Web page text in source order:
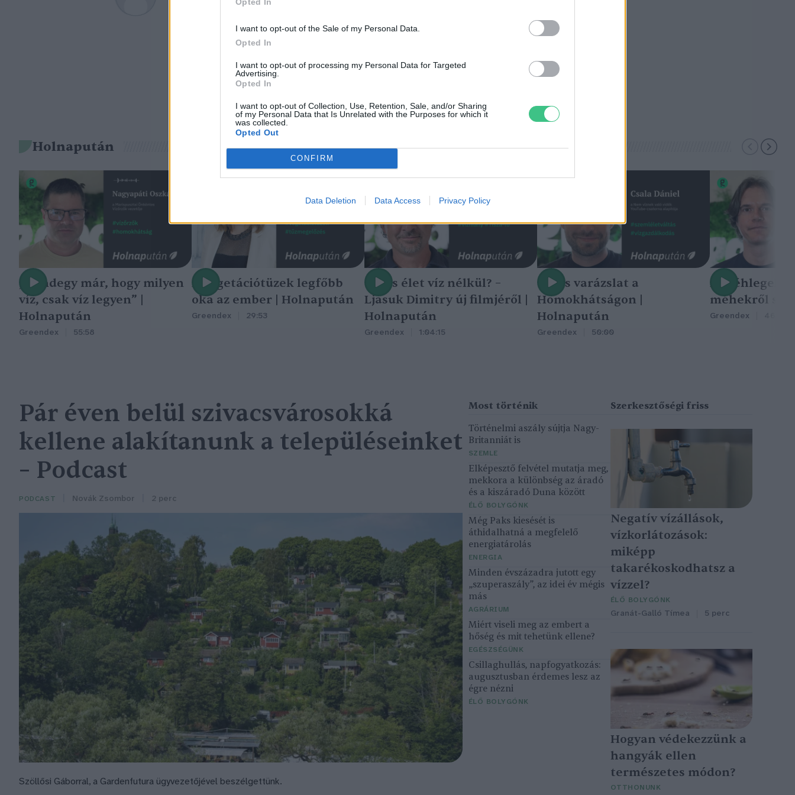
I want to opt-out of the Sale of my Personal Data.
Opted In
I want to opt-out of processing my Personal Data for Targeted
Advertising.
Opted In
I want to opt-out of Collection, Use, Retention, Sale, and/or Sharing
of my Personal Data that Is Unrelated with the Purposes for which it
was collected.
Opted Out
CONFIRM
Data Deletion Data Access Privacy Policy
A szerző további cikkei
Holnapután
„Mindegy már, hogy milyen
víz, csak víz legyen” |
Holnapután
Greendex 55:58
A vegetációtüzek legfőbb
oka az ember | Holnapután
Greendex 29:53
Nincs élet víz nélkül? –
Ljasuk Dimitry új filmjéről |
Holnapután
Greendex 1:04:15
Nincs varázslat a
Homokhátságon |
Holnapután
Greendex 50:00
A méhlegelő
méhekről
Greendex
Pár éven belül szivacsvárosokká
kellene alakítanunk a településeinket
– Podcast
PODCAST Novák Zsombor 2 perc
Szöllősi Gáborral, a Gardenfutura ügyvezetőjével beszélgettünk.
Történelmi aszály sújtja Nagy-
Britanniát is
SZEMLE
Elképesztő felvétel mutatja meg,
mekkora a különbség az áradó
és a kiszáradó Duna között
ÉLŐ BOLYGÓNK
Még Paks kiesését is
áthidalhatná a megfelelő
energiatárolás
ENERGIA
Minden évszázadra jutott egy
„szuperaszály”, az idei év mégis
más
AGRÁRIUM
Miért viseli meg az embert a
hőség és mit tehetünk ellene?
EGÉSZSÉGÜNK
Csillaghullás, napfogyatkozás:
augusztusban érdemes lesz az
égre nézni
ÉLŐ BOLYGÓNK
Negatív vízállások,
vízkorlátozások:
miképp
takarékoskodhatsz a
vízzel?
ÉLŐ BOLYGÓNK
Granát-Galló Tímea 5 perc
Hogyan védekezzünk a
hangyák ellen
természetes módon?
OTTHONUNK